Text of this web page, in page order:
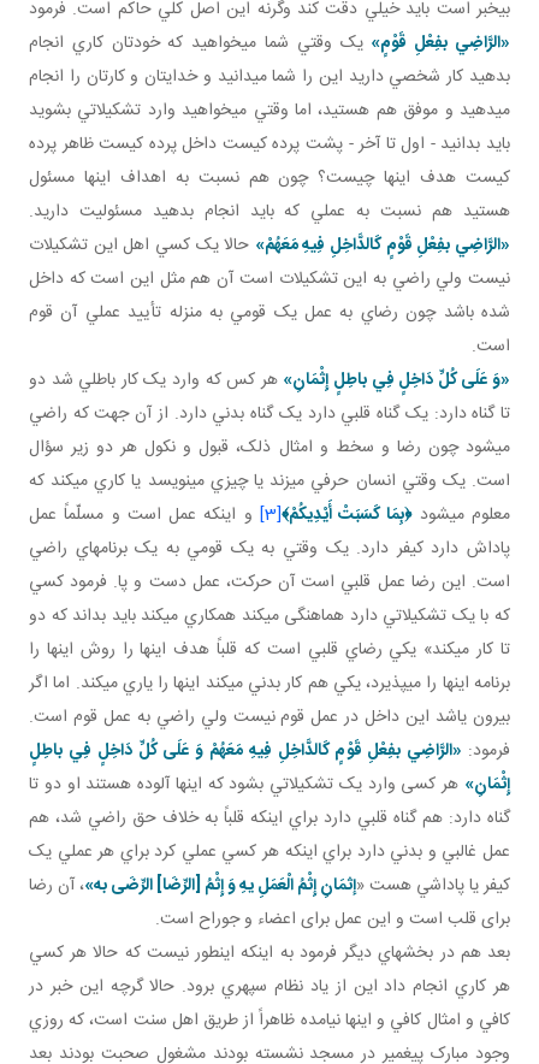
بي خبر است بايد خيلي دقت کند وگرنه اين اصل کلي حاکم است. فرمود
«الرَّاضِي بفِعْلِ قَوْمٍ» يک وقتي شما مي خواهيد که خودتان کاري انجام
بدهيد کار شخصي داريد اين را شما مي دانيد و خدايتان و کارتان را انجام
مي دهيد و موفق هم هستيد، اما وقتي مي خواهيد وارد تشکيلاتي بشويد
بايد بدانيد - اول تا آخر - پشت پرده کيست داخل پرده کيست ظاهر پرده
کيست هدف اينها چيست؟ چون هم نسبت به اهداف اينها مسئول
هستيد هم نسبت به عملي که بايد انجام بدهيد مسئوليت داريد.
«الرَّاضِي بفِعْلِ قَوْمٍ كَالدَّاخِلِ فِيهِ مَعَهُمْ» حالا يک کسي اهل اين تشکيلات
نيست ولي راضي به اين تشکيلات است آن هم مثل اين است که داخل
شده باشد چون رضاي به عمل يک قومي به منزله تأييد عملي آن قوم
است.
«وَ عَلَى كُلِّ دَاخِلٍ فِي باطِلٍ إِثْمَانِ» هر کس که وارد يک کار باطلي شد دو
تا گناه دارد: يک گناه قلبي دارد يک گناه بدني دارد. از آن جهت که راضي
مي شود چون رضا و سخط و امثال ذلک، قبول و نکول هر دو زير سؤال
است. يک وقتي انسان حرفي مي زند يا چيزي مي نويسد يا کاري مي کند که
معلوم مي شود﴿بِمَا كَسَبَتْ أَيْدِيكُمْ﴾[3]
و اينکه عمل است و مسلّماً عمل
پاداش دارد کيفر دارد. يک وقتي به يک قومي به يک برنامه اي راضي
است. اين رضا عمل قلبي است آن حرکت، عمل دست و پا. فرمود کسي
که با يک تشکيلاتي دارد هماهنگی مي کند همکاري مي کند بايد بداند که دو
تا کار مي کند» يکي رضاي قلبي است که قلباً هدف اينها را روش اينها را
برنامه اينها را مي پذيرد، يکي هم کار بدني مي کند اينها را ياري مي کند. اما اگر
بيرون ياشد اين داخل در عمل قوم نيست ولي راضي به عمل قوم است.
فرمود: «الرَّاضِي بفِعْلِ قَوْمٍ كَالدَّاخِلِ فِيهِ مَعَهُمْ وَ عَلَى كُلِّ دَاخِلٍ فِي باطِلٍ
إِثْمَانِ» هر کسی وارد يک تشکيلاتي بشود که اينها آلوده هستند او دو تا
گناه دارد: هم گناه قلبي دارد براي اينکه قلباً به خلاف حق راضي شد، هم
عمل غالبي و بدني دارد براي اينکه هر کسي عملي کرد براي هر عملي يک
کيفر يا پاداشي هست «إثمَانِ إِثْمُ الْعَمَلِ يهِ وَ إِثْمُ [الرِّضَا] الرِّضَى به‏»، آن رضا
برای قلب است و اين عمل برای اعضاء و جوراح است.
بعد هم در بخش هاي ديگر فرمود به اينکه اين طور نيست که حالا هر کسي
هر کاري انجام داد اين از ياد نظام سپهري برود. حالا گرچه اين خبر در
کافي و امثال کافي و اينها نيامده ظاهراً از طريق اهل سنت است، که روزي
وجود مبارک پيغمير در مسجد نشسته بودند مشغول صحبت بودند بعد